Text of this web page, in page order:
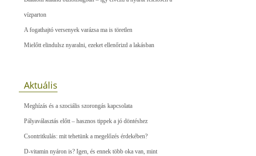
vízparton
A fogathajtó versenyek varázsa ma is töretlen
Mielőtt elindulsz nyaralni, ezeket ellenőrizd a lakásban
Aktuális
Meghízás és a szociális szorongás kapcsolata
Pályaválasztás előtt – hasznos tippek a jó döntéshez
Csontritkulás: mit tehetünk a megelőzés érdekében?
D-vitamin nyáron is? Igen, és ennek több oka van, mint